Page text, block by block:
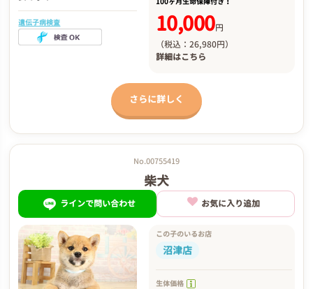
遺伝子病検査 10,000円
（税込：26,980円）
詳細はこちら
さらに詳しく
No.00755419
柴犬
ラインで問い合わせ お気に入り追加
この子のいるお店
沼津店
生体価格